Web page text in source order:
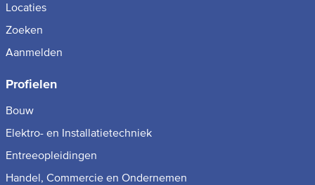
Locaties
Zoeken
Aanmelden
Profielen
Bouw
Elektro- en Installatietechniek
Entreeopleidingen
Handel, Commercie en Ondernemen